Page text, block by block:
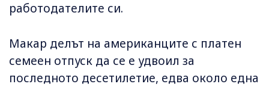
работодателите си.
Макар делът на американците с платен
семеен отпуск да се е удвоил за
последното десетилетие, едва около една